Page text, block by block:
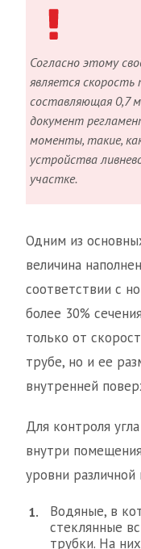
Согласно этому
является скорость
составляющая 0,7
документ
моменты, такие,
устройства
участке.
Одним из
величина
соответствии с
более 30%
только от
трубе, но и ее
внутренней
Для контроля
внутри
уровни
Водяные, в
стеклянные
трубки. На